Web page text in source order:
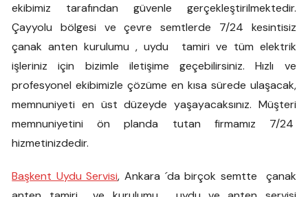
ekibimiz tarafından güvenle gerçekleştirilmektedir.
Çayyolu bölgesi ve çevre semtlerde 7/24 kesintisiz
çanak anten kurulumu , uydu tamiri ve tüm elektrik
işleriniz için bizimle iletişime geçebilirsiniz. Hızlı ve
profesyonel ekibimizle çözüme en kısa sürede ulaşacak,
memnuniyeti en üst düzeyde yaşayacaksınız. Müşteri
memnuniyetini ön planda tutan firmamız 7/24
hizmetinizdedir.
Başkent Uydu Servisi, Ankara ´da birçok semtte çanak